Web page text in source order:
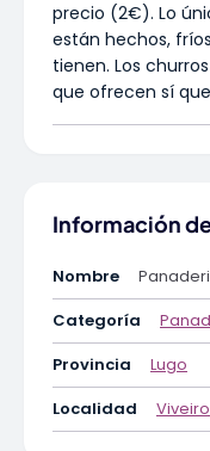
precio (2€). Lo
están hechos,
tienen. Los
que ofrecen sí
Información
Nombre
Categoría
Provincia
Lugo
Localidad
Viveiro